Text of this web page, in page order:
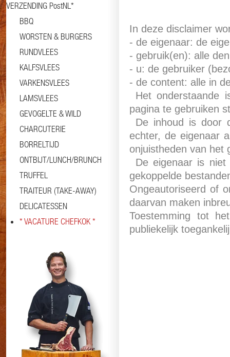
VERZENDING PostNL*
BBQ
WORSTEN & BURGERS
RUNDVLEES
KALFSVLEES
VARKENSVLEES
LAMSVLEES
GEVOGELTE & WILD
CHARCUTERIE
BORRELTIJD
ONTBIJT/LUNCH/BRUNCH
TRUFFEL
TRAITEUR (TAKE-AWAY)
DELICATESSEN
* VACATURE CHEFKOK *
In deze disclaimer
- de eigenaar: de
- gebruik(en): alle
- u: de gebruiker
- de content: alle in
Het onderstaande
pagina te gebruiken
De inhoud is door
echter, de eigenaar
onjuistheden van het
De eigenaar is niet
gekoppelde
Ongeautoriseerd of
daarvan maken
Toestemming tot
publiekelijk